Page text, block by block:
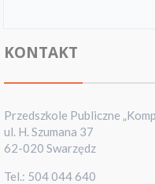
KONTAKT
Przedszkole Publiczne
ul. H. Szumana 37
62-020 Swarzędz
Tel.: 504 044 640